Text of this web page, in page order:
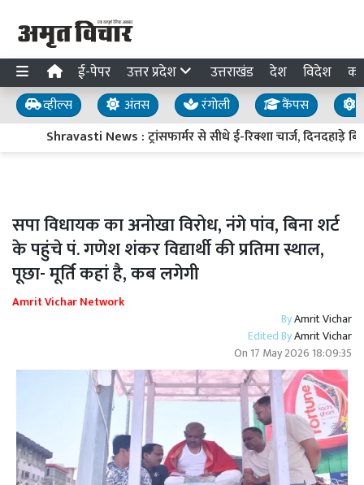
ई-पेपर उत्तर प्रदेश उत्तराखंड देश विदेश
व्हील्स अंतस रंगोली कैंपस
Shravasti News : ट्रांसफार्मर से सीधे ई-रिक्शा चार्ज, दिनदहाड़े
सपा विधायक का अनोखा विरोध, नंगे पांव, बिना शर्ट
के पहुंचे पं. गणेश शंकर विद्यार्थी की प्रतिमा स्थाल,
पूछा- मूर्ति कहां है, कब लगेगी
Amrit Vichar Network
ByAmrit Vichar
Edited ByAmrit Vichar
On 17 May 2026 18:09:35